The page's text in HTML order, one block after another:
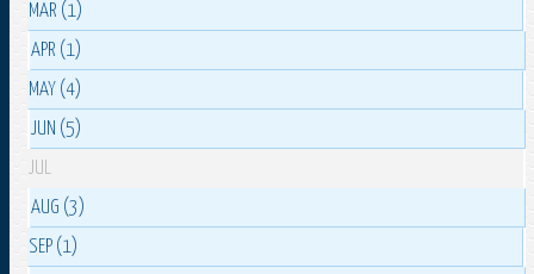
MAR (1)
APR (1)
MAY (4)
JUN (5)
JUL
AUG (3)
SEP (1)